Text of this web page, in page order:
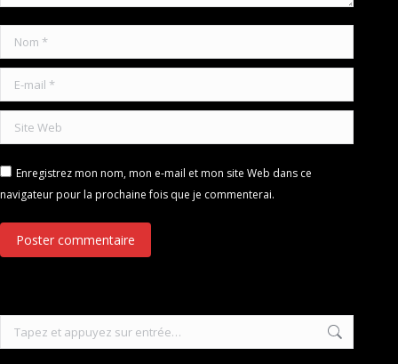
Nom *
E-mail *
Site Web
Enregistrez mon nom, mon e-mail et mon site Web dans ce
navigateur pour la prochaine fois que je commenterai.
Poster commentaire